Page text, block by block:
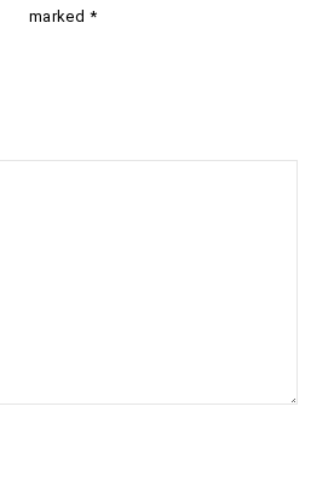
marked *